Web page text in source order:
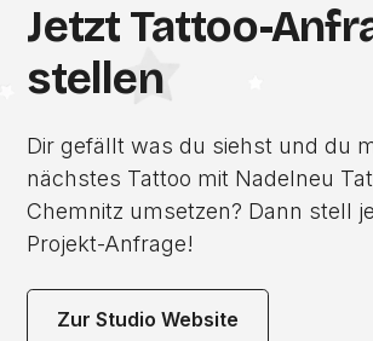
Jetzt Tattoo-
stellen
Dir gefällt was du siehst und du
nächstes Tattoo mit Nadelneu
Chemnitz umsetzen? Dann stell
Projekt-Anfrage!
Zur Studio Website